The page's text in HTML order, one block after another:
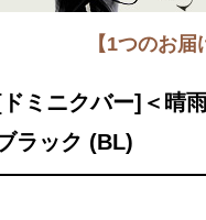
【1つのお
ドミニクバー]＜晴
ラック (BL)